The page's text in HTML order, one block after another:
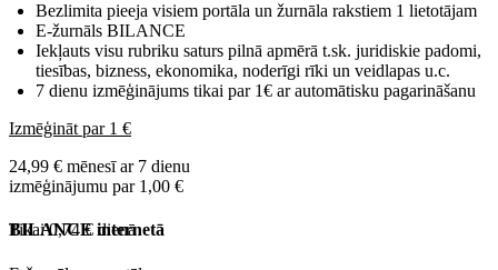
Bezlimita pieeja visiem portāla un žurnāla rakstiem 1 lietotājam
E-žurnāls BILANCE
Iekļauts visu rubriku saturs pilnā apmērā t.sk. juridiskie padomi,
tiesības, bizness, ekonomika, noderīgi rīki un veidlapas u.c.
7 dienu izmēģinājums tikai par 1€ ar automātisku pagarināšanu
Izmēģināt par 1 €
24,99 € mēnesī ar 7 dienu
izmēģinājumu par 1,00 €
Tikai 0,74 € dienā
BILANCE internetā